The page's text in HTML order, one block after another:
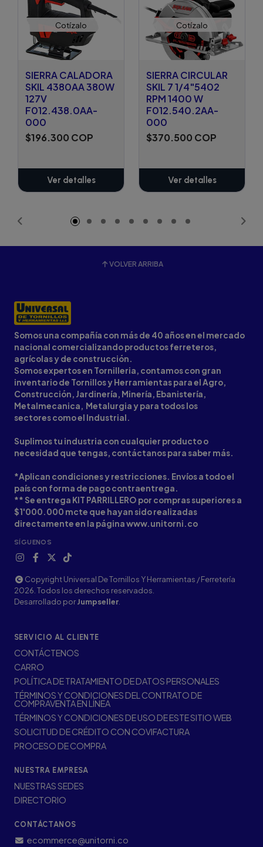
Cotízalo
SIERRA CALADORA
SKIL 4380AA 380W
127V
F012.438.0AA-
000
$196.300 COP
Ver detalles
Cotízalo
SIERRA CIRCULAR
SKIL 7 1/4"5402
RPM 1400 W
F012.540.2AA-
000
$370.500 COP
Ver detalles
VOLVER ARRIBA
Somos una compañía con más de 40 años en el mercado
nacional comercializando productos ferreteros,
agrícolas y de construcción.
Somos expertos en Tornilleria, contamos con gran
inventario de Tornillos y Herramientas para el Agro,
Construcción, Jardinería, Minería, Ebanistería,
Metalmecanica, Metalurgia y para todos los
sectores como el Industrial.
Suplimos tu industria con cualquier producto o
necesidad que tengas, contáctanos para saber más.
*Aplican condiciones y restricciones. Envíos a todo el
país con forma de pago contraentrega.
** Se entrega KIT PARRILLERO por compras superiores a
$1'000.000 mcte que hayan sido realizadas
directamente en la página www.unitorni.co
SÍGUENOS
Copyright Universal De Tornillos Y Herramientas / Ferretería
2026. Todos los derechos reservados.
Desarrollado porJumpseller
SERVICIO AL CLIENTE
CONTÁCTENOS
CARRO
POLÍTICA DE TRATAMIENTO DE DATOS PERSONALES
TÉRMINOS Y CONDICIONES DEL CONTRATO DE
COMPRAVENTA EN LÍNEA
TÉRMINOS Y CONDICIONES DE USO DE ESTE SITIO WEB
SOLICITUD DE CRÉDITO CON COVIFACTURA
PROCESO DE COMPRA
NUESTRA EMPRESA
NUESTRAS SEDES
DIRECTORIO
CONTÁCTANOS
ecommerce@unitorni.co